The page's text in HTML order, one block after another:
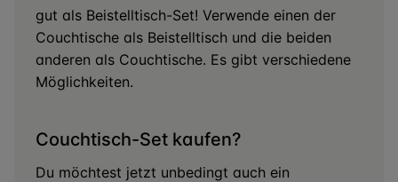
gut als Beistelltisch-Set! Verwende einen der
Couchtische als Beistelltisch und die beiden
anderen als Couchtische. Es gibt verschiedene
Möglichkeiten.
Couchtisch-Set kaufen?
Du möchtest jetzt unbedingt auch ein